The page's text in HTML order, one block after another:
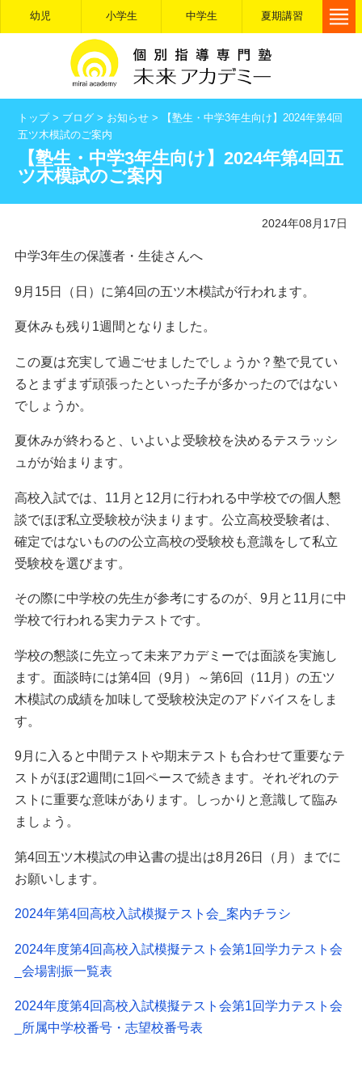
幼児 小学生 中学生 夏期講習
トップ> ブログ > お知らせ >
【塾生・中学3年生向け】2024年第4回
五ツ木模試のご案内
【塾生・中学3年生向け】2024年第4回五
ツ木模試のご案内
2024年08月17日
中学3年生の保護者・生徒さんへ
9月15日（日）に第4回の五ツ木模試が行われます。
夏休みも残り1週間となりました。
この夏は充実して過ごせましたでしょうか？塾で見てい
るとまずまず頑張ったといった子が多かったのではない
でしょうか。
夏休みが終わると、いよいよ受験校を決めるテスラッシ
ュがが始まります。
高校入試では、11月と12月に行われる中学校での個人懇
談でほぼ私立受験校が決まります。公立高校受験者は、
確定ではないものの公立高校の受験校も意識をして私立
受験校を選びます。
その際に中学校の先生が参考にするのが、9月と11月に中
学校で行われる実力テストです。
学校の懇談に先立って未来アカデミーでは面談を実施し
ます。面談時には第4回（9月）～第6回（11月）の五ツ
木模試の成績を加味して受験校決定のアドバイスをしま
す。
9月に入ると中間テストや期末テストも合わせて重要なテ
ストがほぼ2週間に1回ペースで続きます。それぞれのテ
ストに重要な意味があります。しっかりと意識して臨み
ましょう。
第4回五ツ木模試の申込書の提出は8月26日（月）までに
お願いします。
2024年第4回高校入試模擬テスト会_案内チラシ
2024年度第4回高校入試模擬テスト会第1回学力テスト会
_会場割振一覧表
2024年度第4回高校入試模擬テスト会第1回学力テスト会
_所属中学校番号・志望校番号表